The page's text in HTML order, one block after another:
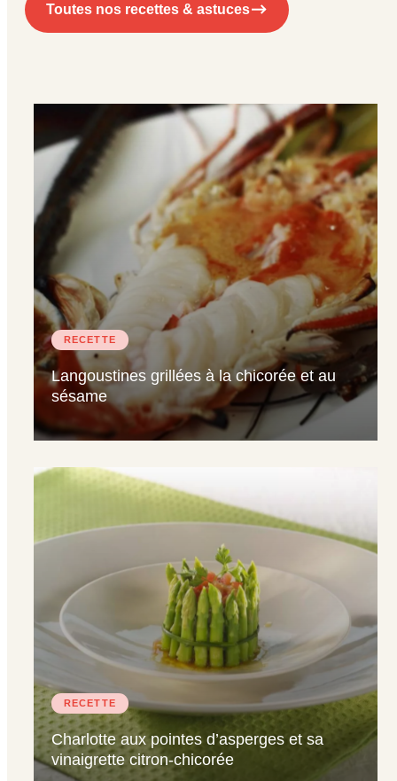
Toutes nos recettes & astuces
RECETTE
Langoustines grillées à la chicorée et au
sésame
RECETTE
Charlotte aux pointes d’asperges et sa
vinaigrette citron-chicorée